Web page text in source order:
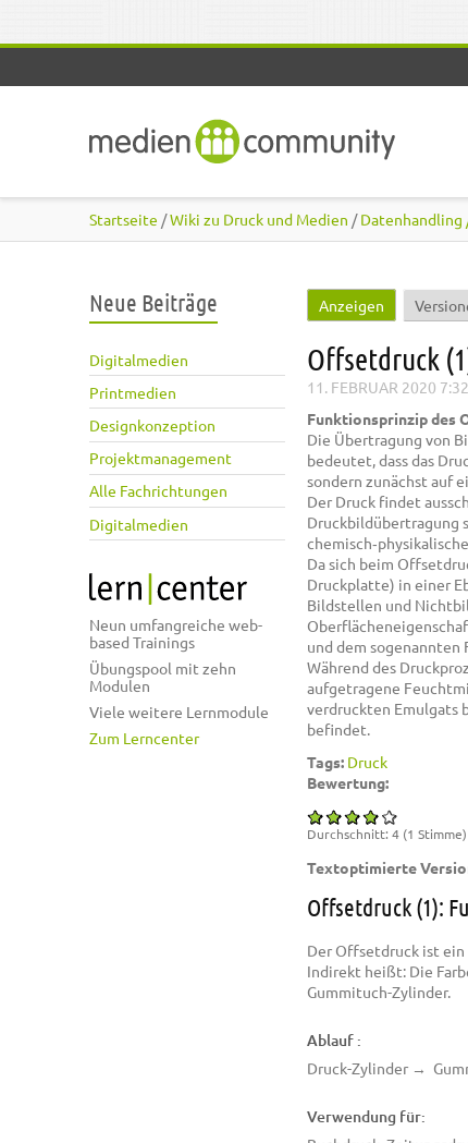
Startseite /Wiki zu Druck und Medien /Datenhandling
Neue Beiträge
Digitalmedien
Printmedien
Designkonzeption
Projektmanagement
Alle Fachrichtungen
Digitalmedien
Neun umfangreiche web-
based Trainings
Übungspool mit zehn
Modulen
Viele weitere Lernmodule
Zum Lerncenter
Haupt-Reiter
Anzeigen (aktiver
Offsetdruck
11. FEBRUAR 2020 7:32
Funktionsprinzip des
Die Übertragung von
bedeutet, dass das
sondern zunächst auf
Der Druck findet
Druckbildübertragung
Da sich beim
Druckplatte) in einer
Bildstellen und
und dem
Während des
aufgetragene
verdruckten Emulgats
befindet.
Tags: Druck
Bewertung:
Durchschnitt: 4 (1 Stimme)
Textoptimierte
Offsetdruck (1):
Der Offsetdruck ist ein
Indirekt heißt: Die
Gummituch-Zylinder.
Ablauf :
Druck-Zylinder →
Verwendung für: